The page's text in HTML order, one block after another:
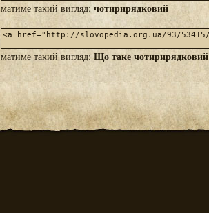
матиме такий вигляд: чотирирядковий
матиме такий вигляд:Що таке чотирирядковий